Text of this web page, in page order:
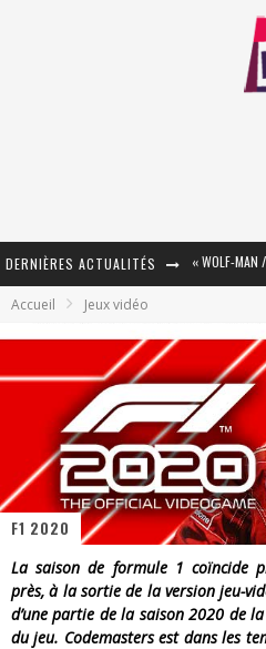
DERNIÈRES ACTUALITÉS
Star Fox
Accueil Jeux vidéo
F1 2020
La saison de formule 1 coïncide
près, à la sortie de la version jeu-
d’une partie de la saison 2020 de
du jeu. Codemasters est dans les